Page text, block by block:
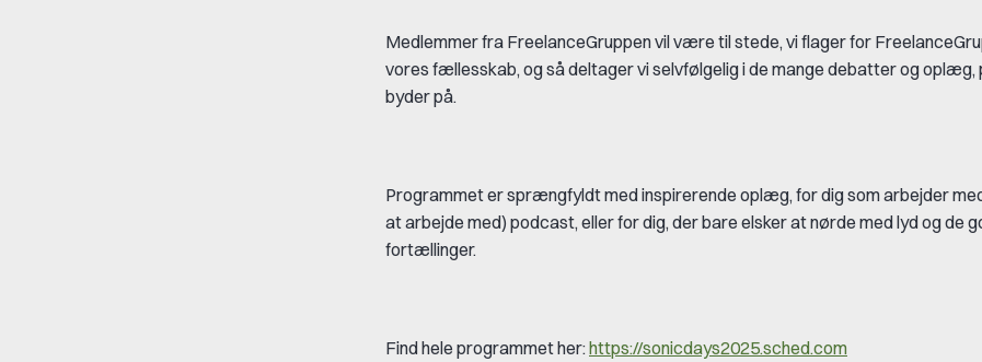
Medlemmer fra FreelanceGruppen vil være til stede, vi flager for
vores fællesskab, og så deltager vi selvfølgelig i de mange debatter og
byder på.
Programmet er sprængfyldt med inspirerende oplæg, for dig som arbejder
at arbejde med) podcast, eller for dig, der bare elsker at nørde med lyd og de
fortællinger.
Find hele programmet her:https://sonicdays2025.sched.com